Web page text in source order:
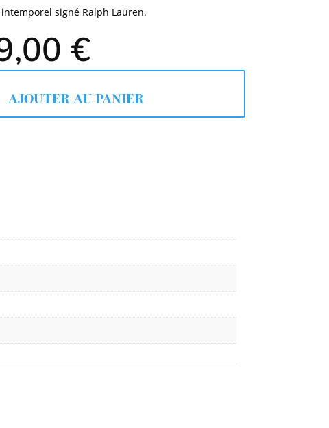
signé Ralph Lauren.
€.
€actuel
49,00 €.
AJOUTER AU PANIER